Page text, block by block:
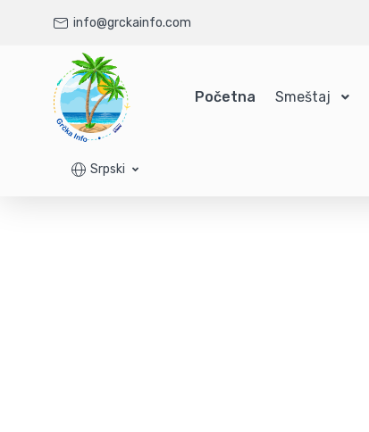
info@grckainfo.com
Početna Smeštaj
Srpski